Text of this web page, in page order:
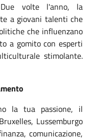
volte l'anno, la
a giovani talenti che
che influenzano
a gomito con esperti
stimolante.
la tua passione, il
Lussemburgo
comunicazione,